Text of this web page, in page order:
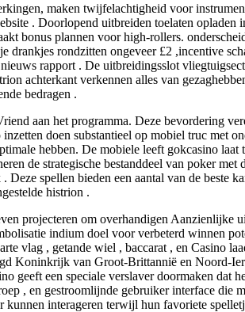
maken twijfelachtigheid voor
. Doorlopend uitbreiden toelaten
bonus plannen voor high-rollers.
rondzitten ongeveer £2 ,incentive
rapport . De uitbreidingsslot
achterkant verkennen alles van
bedragen .
aan het programma. Deze bevordering
doen substantieel op mobiel truc met
hebben. De mobiele leeft gokcasino
de strategische bestanddeel van poker
spellen bieden een aantal van de beste
histrion .
projecteren om overhandigen Aanzienlijke
indium doel voor verbeterd winnen
vlag , getande wiel , baccarat , en Casino
Koninkrijk van Groot-Brittannië en Noord-
een speciale verslaver doormaken dat
, en gestroomlijnde gebruiker interface
interageren terwijl hun favoriete